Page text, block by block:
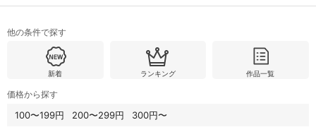
購入明細 ４ヵ月分の購入明細の確認が可能です。
Myクーポン
現在獲得済みのお得なクーポンを確認でき
ます。
と便利です。
他の条件で探す
新着 ランキング 作品一覧
価格から探す
100〜199円 200〜299円 300円〜